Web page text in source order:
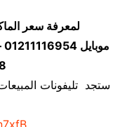
لمعرفة سعر
ستجد تليفونات